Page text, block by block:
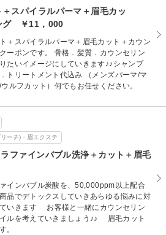
＋スパイラルパーマ＋眉毛カッ
￥11，000
＋スパイラルパーマ＋眉毛カット＋カウン
ーポンです。 骨格．髪質．カウンセリン
たいイメージにしていきます♪♪シャンプ
トリートメント代込み （メンズパーマ/マ
ルフカット）何でもお任せください。
ーチ)・眉エクステ
ファインバブル洗浄＋カット＋眉毛
インバブル炭酸を、50,000ppm以上配合
品でデトックスしていきあらゆる悩みに対
いきます お客様と一緒にカウンセリン
ルを考えていきましょう♪♪ 眉毛カット
。